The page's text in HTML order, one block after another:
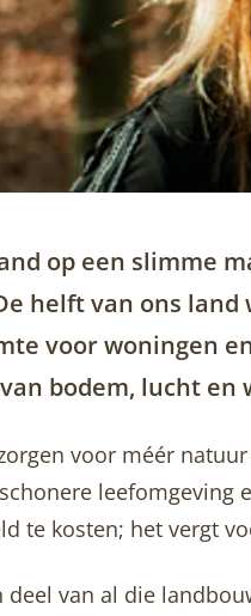
op een slimme
helft van ons
voor woningen
bodem, lucht en
voor méér
leefomgeving
te kosten; het vergt
deel van al die